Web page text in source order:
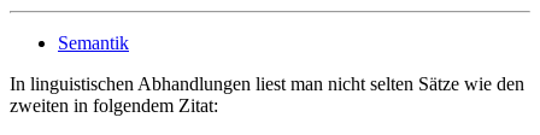
Semantik
In linguistischen Abhandlungen liest man nicht selten Sätze wie den
zweiten in folgendem Zitat: